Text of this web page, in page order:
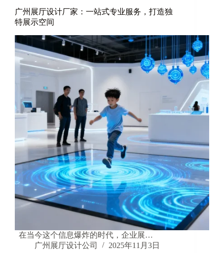
广州展厅设计厂家：一站式专业服务，打造独
特展示空间
在当今这个信息爆炸的时代，企业展…
广州展厅设计公司
2025年11月3日